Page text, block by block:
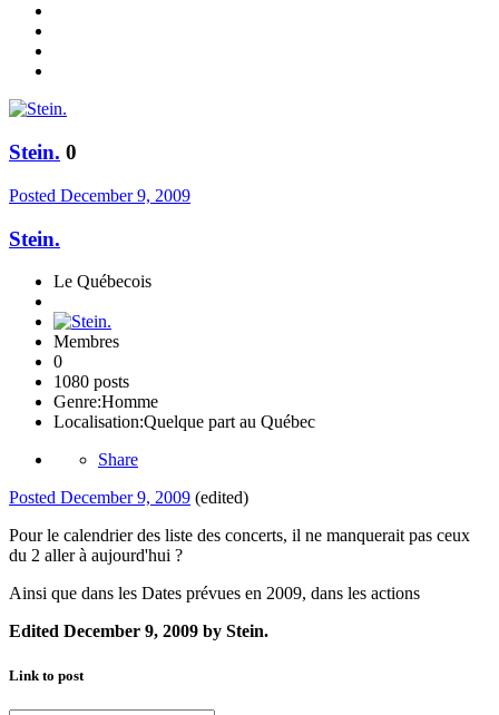
Stein. 0
Posted December 9, 2009
Stein.
Le Québecois
Membres
0
1080 posts
Genre:Homme
Localisation:Quelque part au Québec
Share
Posted December 9, 2009 (edited)
Pour le calendrier des liste des concerts, il ne manquerait pas ceux
du 2 aller à aujourd'hui ?
Ainsi que dans les Dates prévues en 2009, dans les actions
Edited December 9, 2009 by Stein.
Link to post